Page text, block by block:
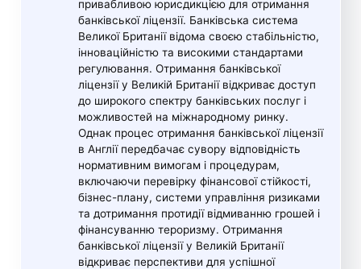
привабливою юрисдикцією для отримання
банківської ліцензії. Банківська система
Великої Британії відома своєю стабільністю,
інноваційністю та високими стандартами
регулювання. Отримання банківської
ліцензії у Великій Британії відкриває доступ
до широкого спектру банківських послуг і
можливостей на міжнародному ринку.
Однак процес отримання банківської ліцензії
в Англії передбачає сувору відповідність
нормативним вимогам і процедурам,
включаючи перевірку фінансової стійкості,
бізнес-плану, системи управління ризиками
та дотримання протидії відмиванню грошей і
фінансуванню тероризму. Отримання
банківської ліцензії у Великій Британії
відкриває перспективи для успішної